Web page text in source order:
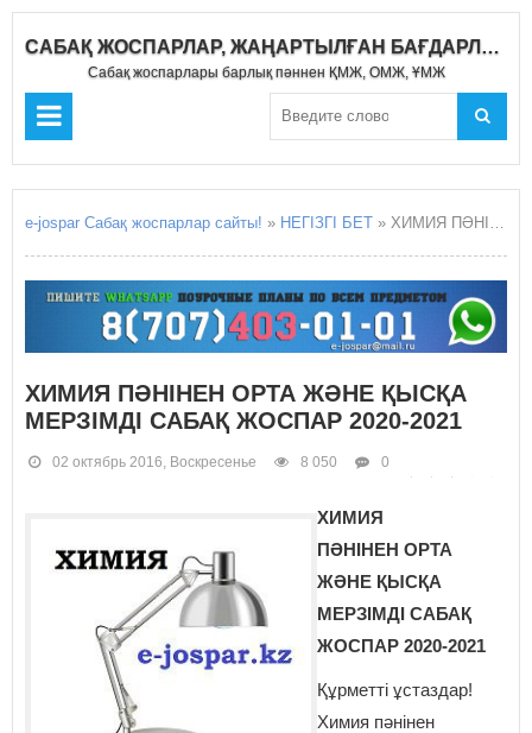
САБАҚ ЖОСПАРЛАР, ЖАҢАРТЫЛҒАН БАҒДАРЛАМА 2021-2022
Сабақ жоспарлары барлық пәннен ҚМЖ, ОМЖ, ҰМЖ
e-jospar Сабақ жоспарлар сайты! » НЕГІЗГІ БЕТ » ХИМИЯ ПӘНІНЕН ОРТА ЖӘНЕ ҚЫСҚА МЕРЗІМДІ САБАҚ ЖОСПАР 2020-2021
ХИМИЯ ПӘНІНЕН ОРТА ЖӘНЕ ҚЫСҚА
МЕРЗІМДІ САБАҚ ЖОСПАР 2020-2021
02 октябрь 2016, Воскресенье 8 050 0
ХИМИЯ
ПӘНІНЕН ОРТА
ЖӘНЕ ҚЫСҚА
МЕРЗІМДІ САБАҚ
ЖОСПАР 2020-2021
Құрметті ұстаздар!
Химия пәнінен